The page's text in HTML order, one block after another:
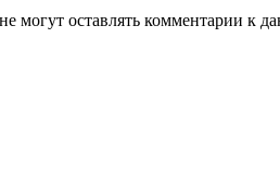
могут оставлять комментарии к